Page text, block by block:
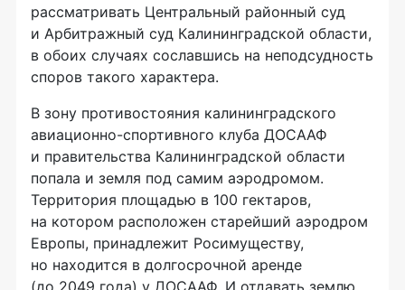
рассматривать Центральный районный суд
и Арбитражный суд Калининградской области,
в обоих случаях сославшись на неподсудность
споров такого характера.
В зону противостояния калининградского
авиационно-спортивного клуба ДОСААФ
и правительства Калининградской области
попала и земля под самим аэродромом.
Территория площадью в 100 гектаров,
на котором расположен старейший аэродром
Европы, принадлежит Росимуществу,
но находится в долгосрочной аренде
(до 2049 года) у ДОСААФ. И отдавать землю